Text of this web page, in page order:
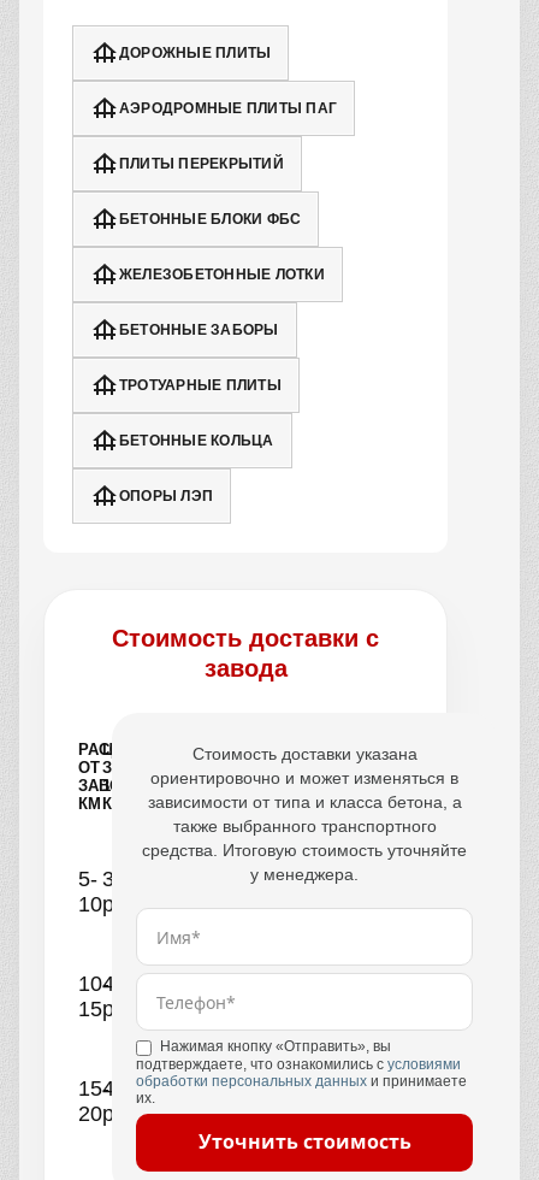
ДОРОЖНЫЕ ПЛИТЫ
АЭРОДРОМНЫЕ ПЛИТЫ ПАГ
ПЛИТЫ ПЕРЕКРЫТИЙ
БЕТОННЫЕ БЛОКИ ФБС
ЖЕЛЕЗОБЕТОННЫЕ ЛОТКИ
БЕТОННЫЕ ЗАБОРЫ
ТРОТУАРНЫЕ ПЛИТЫ
БЕТОННЫЕ КОЛЬЦА
ОПОРЫ ЛЭП
Стоимость доставки с
завода
РАССТОЯНИЕ
ОТ
ЗАВОДА,
КМ
ЦЕНА
ЗА
1
КУБ
5-
10
390
руб.
10-
15
440
руб.
15-
20
490
руб.
Стоимость доставки указана
ориентировочно и может изменяться в
зависимости от типа и класса бетона, а
также выбранного транспортного
средства. Итоговую стоимость уточняйте
у менеджера.
Нажимая кнопку «Отправить», вы
подтверждаете, что ознакомились с условиями
обработки персональных данных и принимаете
их.
Уточнить стоимость